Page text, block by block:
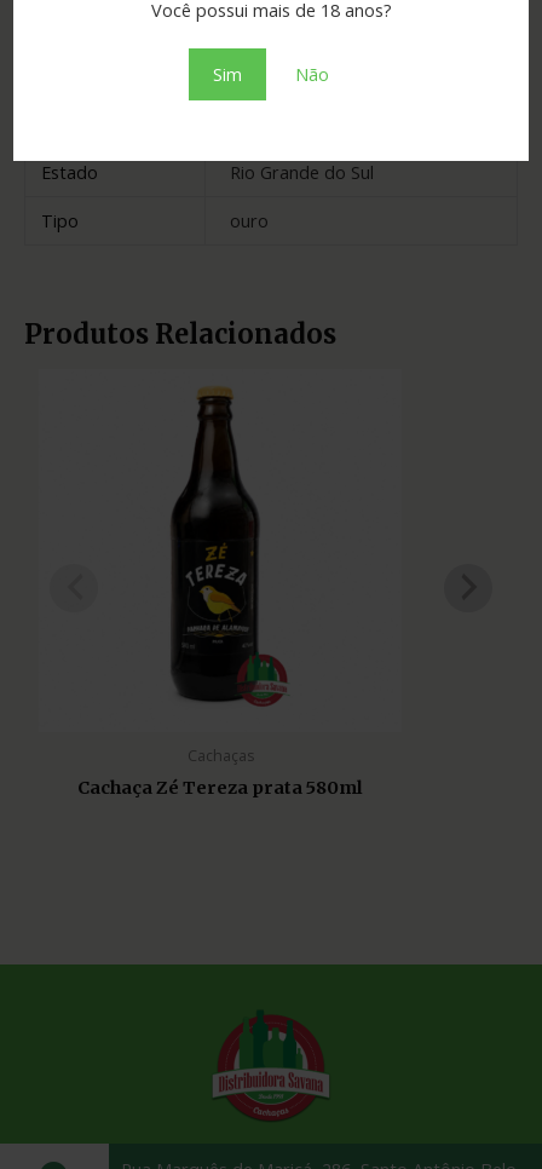
Você possui mais de 18 anos?
Sim Não
Ivoti
Estado
Rio Grande do Sul
Tipo
ouro
Produtos Relacionados
Cachaças
Cachaça Zé Tereza prata 580ml